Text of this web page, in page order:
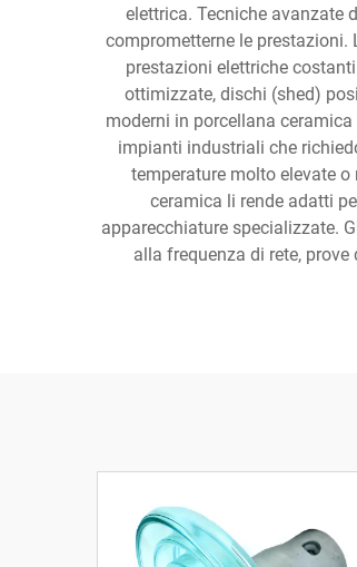
elettrica. Tecniche avanzate
comprometterne le
prestazioni elettriche
ottimizzate, dischi (shed)
moderni in porcellana
impianti industriali che
temperature molto elevate
ceramica li rende adatti
apparecchiature specializzate.
alla frequenza di rete,